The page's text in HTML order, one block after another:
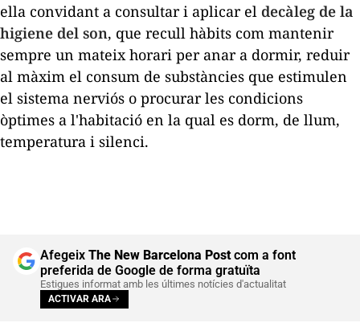
ella convidant a consultar i aplicar el decàleg de la
higiene del son, que recull hàbits com mantenir
sempre un mateix horari per anar a dormir, reduir
al màxim el consum de substàncies que estimulen
el sistema nerviós o procurar les condicions
òptimes a l'habitació en la qual es dorm, de llum,
temperatura i silenci.
Afegeix The New Barcelona Postcom a font
preferida de Google de forma gratuïta
Estigues informat amb les últimes notícies d'actualitat
ACTIVAR ARA